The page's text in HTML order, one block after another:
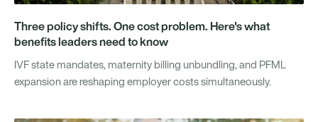
Three policy shifts. One cost problem. Here's what
benefits leaders need to know
IVF state mandates, maternity billing unbundling, and PFML
expansion are reshaping employer costs simultaneously.